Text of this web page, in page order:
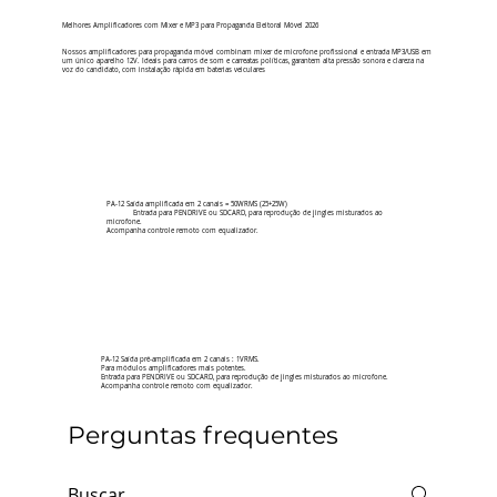
Melhores Amplificadores com Mixer e MP3 para Propaganda Eleitoral Móvel 2026
Nossos amplificadores para propaganda móvel combinam mixer de microfone profissional e entrada MP3/USB em
um único aparelho 12V. Ideais para carros de som e carreatas políticas, garantem alta pressão sonora e clareza na
voz do candidato, com instalação rápida em baterias veiculares
PA-12 Saída amplificada em 2 canais = 50WRMS (25+25W)
Entrada para PENDRIVE ou SDCARD, para reprodução de jingles misturados ao
microfone.
Acompanha controle remoto com equalizador.
PA-12 Saída pré-amplificada em 2 canais : 1VRMS.
Para módulos amplificadores mais potentes.
Entrada para PENDRIVE ou SDCARD, para reprodução de jingles misturados ao microfone.
Acompanha controle remoto com equalizador.
Veja o catálogo completo
Perguntas frequentes